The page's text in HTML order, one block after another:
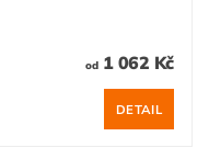
od1 062 Kč
DETAIL